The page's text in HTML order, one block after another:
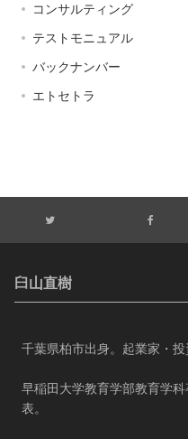
コンサルティング
テストモニュアル
バックナンバー
エトセトラ
臼山直樹
千葉県柏市出身。起業家・投
早稲田大学教育学部教育学
表。